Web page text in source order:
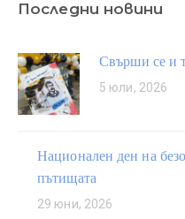
Последни новини
Свърши се и
5 юли, 2026
Национален ден на
пътищата
29 юни, 2026